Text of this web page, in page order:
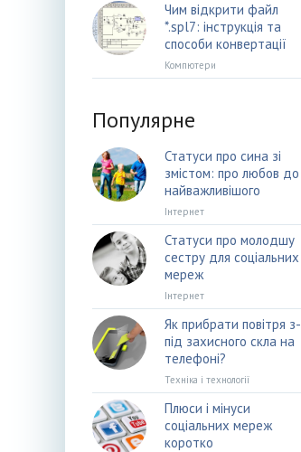
Чим відкрити файл
*.spl7: інструкція та
способи конвертації
Компютери
Популярне
Статуси про сина зі
змістом: про любов до
найважливішого
Інтернет
Статуси про молодшу
сестру для соціальних
мереж
Інтернет
Як прибрати повітря з-
під захисного скла на
телефоні?
Техніка і технології
Плюси і мінуси
соціальних мереж
коротко